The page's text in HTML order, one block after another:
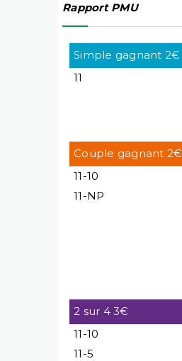
Rapport PMU
Simple gagnant 2€
11
Couple gagnant 2€
11-10
11-NP
2 sur 4 3€
11-10
11-5